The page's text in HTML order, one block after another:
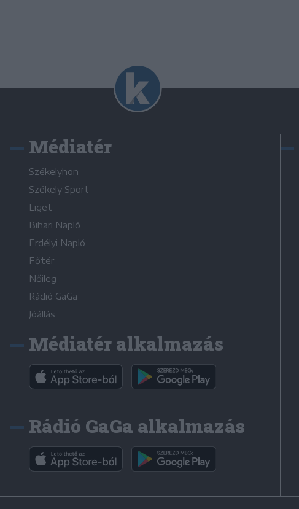
Médiatér
Székelyhon
Székely Sport
Liget
Bihari Napló
Erdélyi Napló
Főtér
Nőileg
Rádió GaGa
Jóállás
Médiatér alkalmazás
Rádió GaGa alkalmazás